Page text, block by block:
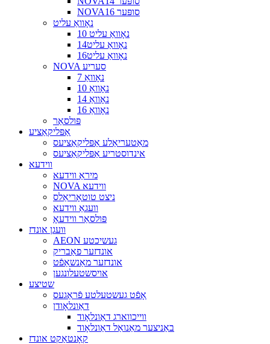
NOVA16 סופּער
נאָוואַ עליט
נאָוואַ עליט 10
נאָוואַ עליט14
נאָוואַ עליט16
NOVA סעריע
נאָוואַ 7
נאָוואַ 10
נאָוואַ 14
נאָוואַ 16
פּולסאַר
אַפּליקאַציע
מאַטעריאַלע אַפּליקאַציעס
אינדוסטריע אַפּליקאַציעס
ווידעא
מיראַ ווידעא
NOVA ווידעא
ניצט טוטאָריאַלס
וועגאַ ווידעא
פּולסאַר ווידעאָ
וועגן אונדז
AEON געשיכטע
אונדזער פאַבריק
אונדזער מאַנשאַפֿט
אויסשטעלונגען
שטיצע
אָפֿט געשטעלטע פֿראַגעס
דאַונלאָודן
ווייכווארג דאַונלאָוד
באַניצער מאַנואַל דאַונלאָוד
קאָנטאַקט אונדז